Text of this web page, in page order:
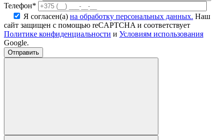
Телефон*
Я согласен(а) на обработку персональных данных. Наш
сайт защищен с помощью reCAPTCHA и соответствует
Политике конфиденциальности и Условиям использования
Google.